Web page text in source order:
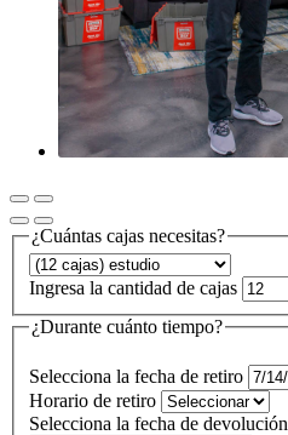
¿Cuántas cajas necesitas?
Ingresa la cantidad de cajas
¿Durante cuánto tiempo?
Selecciona la fecha de retiro
Horario de retiro
Selecciona la fecha de devolución